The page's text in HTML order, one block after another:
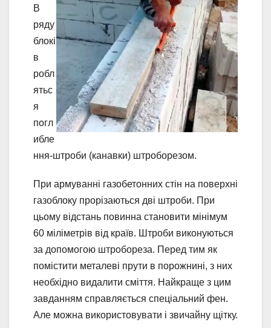
В
ряду
блокі
в
робл
ятьс
я
погл
ибле
ння-штроби (канавки) штроборезом.
При армуванні газобетонних стін на поверхні
газоблоку прорізаються дві штроби. При
цьому відстань повинна становити мінімум
60 міліметрів від країв. Штроби виконуються
за допомогою штробореза. Перед тим як
помістити металеві прути в порожнині, з них
необхідно видалити сміття. Найкраще з цим
завданням справляється спеціальний фен.
Але можна використовувати і звичайну щітку.